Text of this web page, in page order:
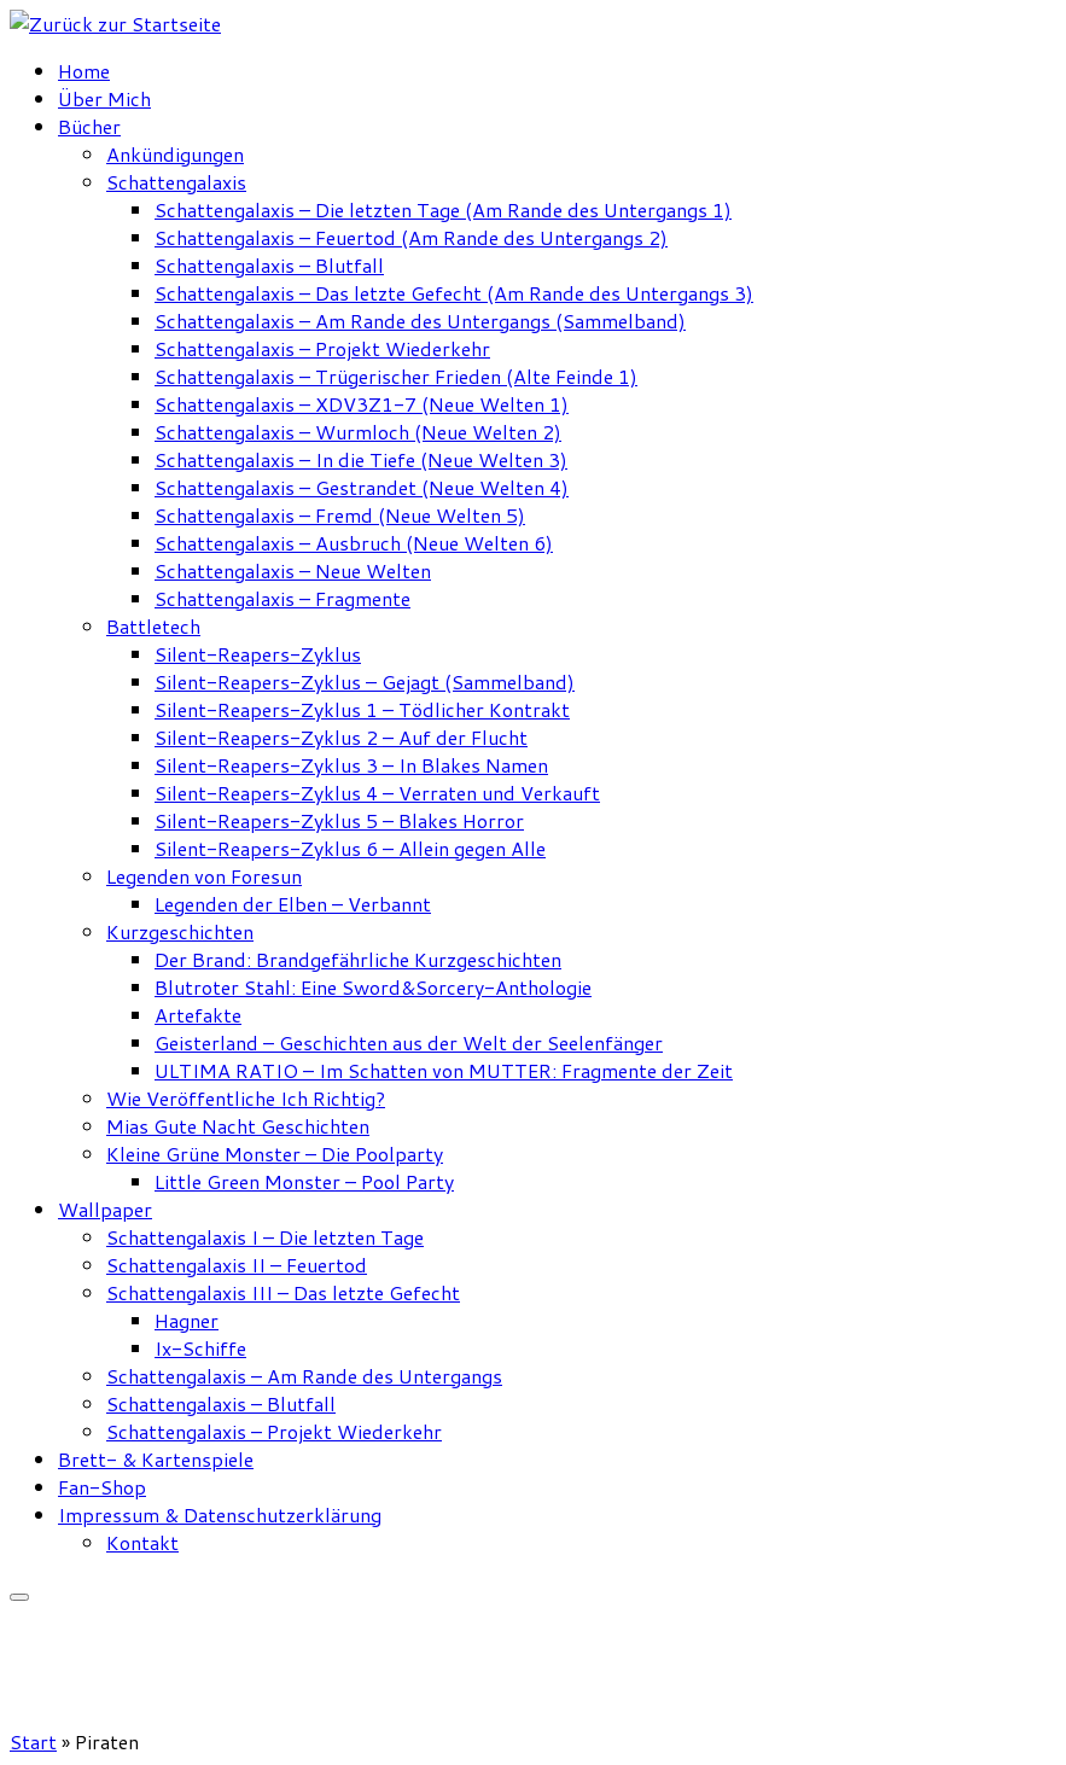
Zum
springenHome
Über Mich
Bücher
Ankündigungen
Schattengalaxis
Schattengalaxis – Die letzten Tage (Am Rande des Untergangs 1)
Schattengalaxis – Feuertod (Am Rande des Untergangs 2)
Schattengalaxis – Blutfall
Schattengalaxis – Das letzte Gefecht (Am Rande des Untergangs 3)
Schattengalaxis – Am Rande des Untergangs (Sammelband)
Schattengalaxis – Projekt Wiederkehr
Schattengalaxis – Trügerischer Frieden (Alte Feinde 1)
Schattengalaxis – XDV3Z1-7 (Neue Welten 1)
Schattengalaxis – Wurmloch (Neue Welten 2)
Schattengalaxis – In die Tiefe (Neue Welten 3)
Schattengalaxis – Gestrandet (Neue Welten 4)
Schattengalaxis – Fremd (Neue Welten 5)
Schattengalaxis – Ausbruch (Neue Welten 6)
Schattengalaxis – Neue Welten
Schattengalaxis – Fragmente
Battletech
Silent-Reapers-Zyklus
Silent-Reapers-Zyklus – Gejagt (Sammelband)
Silent-Reapers-Zyklus 1 – Tödlicher Kontrakt
Silent-Reapers-Zyklus 2 – Auf der Flucht
Silent-Reapers-Zyklus 3 – In Blakes Namen
Silent-Reapers-Zyklus 4 – Verraten und Verkauft
Silent-Reapers-Zyklus 5 – Blakes Horror
Silent-Reapers-Zyklus 6 – Allein gegen Alle
Legenden von Foresun
Legenden der Elben – Verbannt
Kurzgeschichten
Der Brand: Brandgefährliche Kurzgeschichten
Blutroter Stahl: Eine Sword&Sorcery-Anthologie
Artefakte
Geisterland – Geschichten aus der Welt der Seelenfänger
ULTIMA RATIO – Im Schatten von MUTTER: Fragmente der Zeit
Wie Veröffentliche Ich Richtig?
Mias Gute Nacht Geschichten
Kleine Grüne Monster – Die Poolparty
Little Green Monster – Pool Party
Wallpaper
Schattengalaxis I – Die letzten Tage
Schattengalaxis II – Feuertod
Schattengalaxis III – Das letzte Gefecht
Hagner
Ix-Schiffe
Schattengalaxis – Am Rande des Untergangs
Schattengalaxis – Blutfall
Schattengalaxis – Projekt Wiederkehr
Brett- & Kartenspiele
Fan-Shop
Impressum & Datenschutzerklärung
Kontakt
Start» Piraten